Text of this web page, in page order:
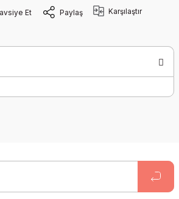
Et Paylaş Karşılaştır